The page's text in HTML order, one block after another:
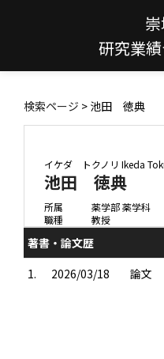
研究業
検索ページ > 池田 徳典
イケダ トクノリ Ikeda
池田 徳典
所属
薬学部 薬学科
職種
教授
著書・論文歴
1.
2026/03/18 論文